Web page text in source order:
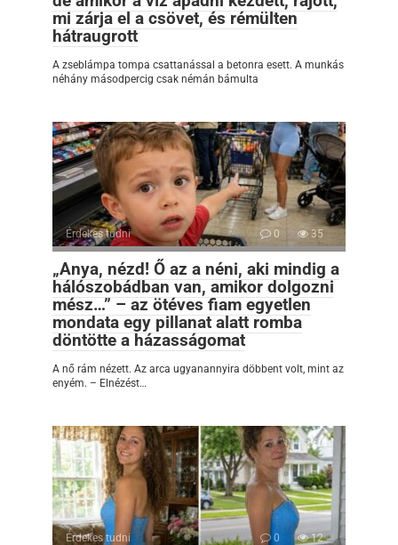
mi zárja el a csövet, és rémülten
hátraugrott
A zseblámpa tompa csattanással a betonra esett. A munkás
néhány másodpercig csak némán bámulta
Érdekes tudni 0 35
„Anya, nézd! Ő az a néni, aki mindig a
hálószobádban van, amikor dolgozni
mész…” – az ötéves fiam egyetlen
mondata egy pillanat alatt romba
döntötte a házasságomat
A nő rám nézett. Az arca ugyanannyira döbbent volt, mint az
enyém. – Elnézést…
Érdekes tudni 0 12